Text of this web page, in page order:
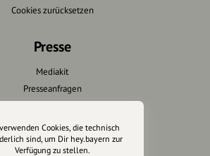
Cookies zurücksetzen
Presse
Mediakit
Presseanfragen
unterstützen Euch
Cookies, die technisch
sind, um Dir hey.bayern zur
Verfügung zu stellen.